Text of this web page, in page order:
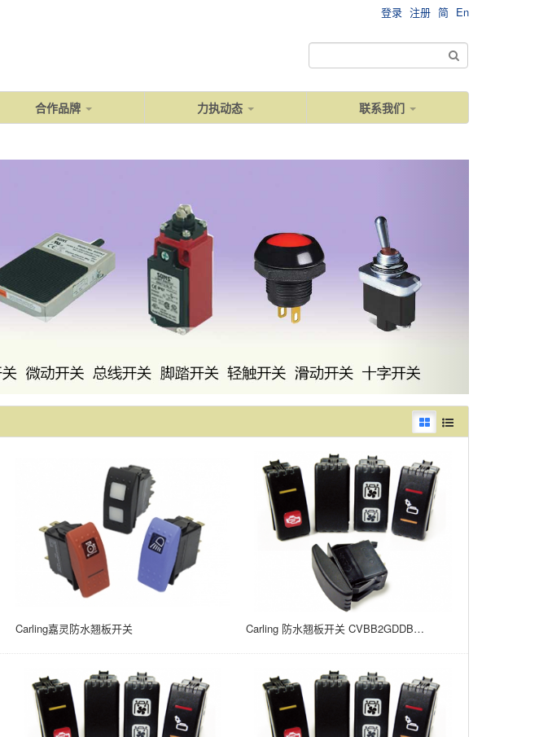
登录 注册 简 En
合作品牌 力执动态 联系我们
Carling嘉灵防水翘板开关 Carling 防水翘板开关 CVBB2GDDB-A98XX-300-XYZSD 15A/24V 面板安装 (ON) NONE OFF 21*37